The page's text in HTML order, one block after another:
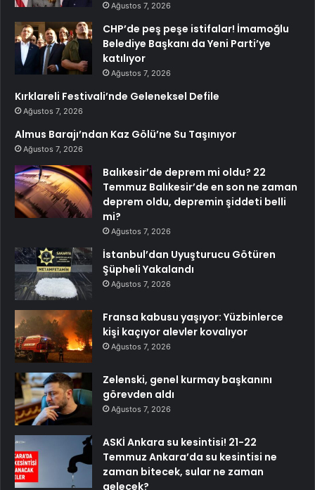
Ağustos 7, 2026
CHP’de peş peşe istifalar! İmamoğlu
Belediye Başkanı da Yeni Parti’ye
katılıyor
Ağustos 7, 2026
Kırklareli Festivali’nde Geleneksel Defile
Ağustos 7, 2026
Almus Barajı’ndan Kaz Gölü’ne Su Taşınıyor
Ağustos 7, 2026
Balıkesir’de deprem mi oldu? 22
Temmuz Balıkesir’de en son ne zaman
deprem oldu, depremin şiddeti belli
mi?
Ağustos 7, 2026
İstanbul’dan Uyuşturucu Götüren
Şüpheli Yakalandı
Ağustos 7, 2026
Fransa kabusu yaşıyor: Yüzbinlerce
kişi kaçıyor alevler kovalıyor
Ağustos 7, 2026
Zelenski, genel kurmay başkanını
görevden aldı
Ağustos 7, 2026
ASKİ Ankara su kesintisi! 21-22
Temmuz Ankara’da su kesintisi ne
zaman bitecek, sular ne zaman
gelecek?